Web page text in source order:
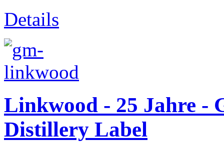
Details
Linkwood - 25 Jahre -
Distillery Label